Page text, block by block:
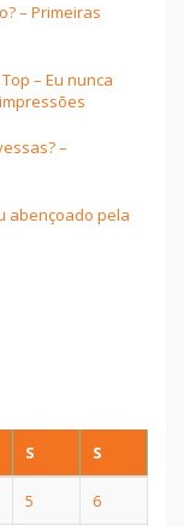
– Primeiras
– Eu nunca
–
abençoado pela
S S
5 6